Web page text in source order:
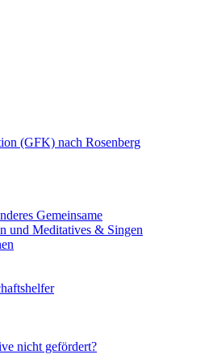
(GFK) nach Rosenberg
Gemeinsame
und Meditatives & Singen
nicht gefördert?